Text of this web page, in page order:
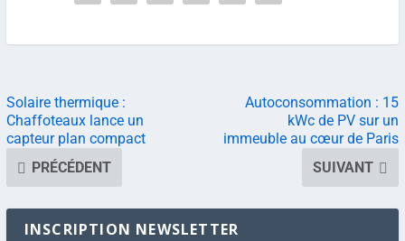
Solaire thermique :
Chaffoteaux lance un
capteur plan compact
PRÉCÉDENT
Autoconsommation : 15
kWc de PV sur un
immeuble au cœur de Paris
SUIVANT
INSCRIPTION NEWSLETTER